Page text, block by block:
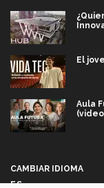
El
Aula
CAMBIAR IDIOMA
ES